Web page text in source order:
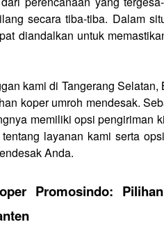
secara tiba-tiba. Dalam
diandalkan untuk
kami di Tangerang
koper umroh mendesak.
memiliki opsi pengiriman
layanan kami serta
Anda.
Promosindo: